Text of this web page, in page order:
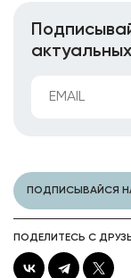
ПОДПИСЫВАЙСЯ НА
ПОДЕЛИТЕСЬ С